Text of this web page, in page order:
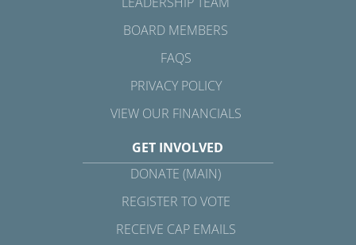
BOARD MEMBERS
FAQS
PRIVACY POLICY
VIEW OUR FINANCIALS
GET INVOLVED
DONATE (MAIN)
REGISTER TO VOTE
RECEIVE CAP EMAILS